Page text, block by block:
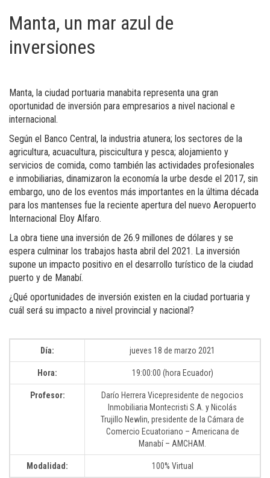
Manta, un mar azul de
inversiones
Manta, la ciudad portuaria manabita representa una gran
oportunidad de inversión para empresarios a nivel nacional e
internacional.
Según el Banco Central, la industria atunera; los sectores de la
agricultura, acuacultura, piscicultura y pesca; alojamiento y
servicios de comida, como también las actividades profesionales
e inmobiliarias, dinamizaron la economía la urbe desde el 2017, sin
embargo, uno de los eventos más importantes en la última década
para los mantenses fue la reciente apertura del nuevo Aeropuerto
Internacional Eloy Alfaro.
La obra tiene una inversión de 26.9 millones de dólares y se
espera culminar los trabajos hasta abril del 2021. La inversión
supone un impacto positivo en el desarrollo turístico de la ciudad
puerto y de Manabí.
¿Qué oportunidades de inversión existen en la ciudad portuaria y
cuál será su impacto a nivel provincial y nacional?
Día: jueves 18 de marzo 2021
Hora: 19:00:00 (hora Ecuador)
Profesor:
Darío Herrera Vicepresidente de negocios
Inmobiliaria Montecristi S.A. y Nicolás
Trujillo Newlin, presidente de la Cámara de
Comercio Ecuatoriano – Americana de
Manabí – AMCHAM.
Modalidad: 100% Virtual